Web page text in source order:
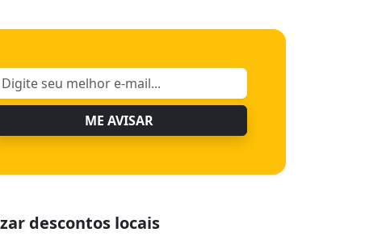
ME AVISAR
descontos locais